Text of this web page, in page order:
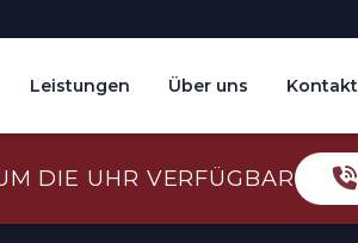
Leistungen Über uns Kontakt
DIE UHR VERFÜGBAR